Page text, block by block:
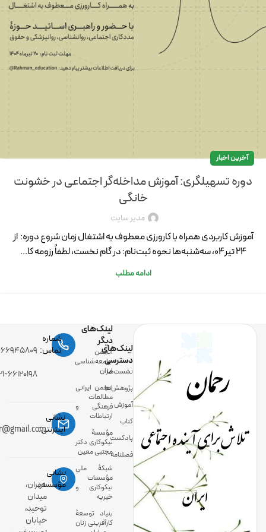
آخرین اخبار
دوره تسهیلگری: آموزش مداخله‌گر اجتماعی در خشونت
خانگی
مدیر سایت
آموزش کاربردی همراه با کارورزی معطوف به اشتغال زمان شروع دوره: از
۲۴ تیر۰۴، سه‌شنبه‌ها نحوه ثبت‌نام: در گام نخست، لطفاً رزومه کا...
ادامه مطلب
رحمان
تلاش برای آینده اجتماعی
ایران
لینک‌های
دسترسی
نشست‌ها
پژوهش‌ها
آموزش
کتاب
پادکست
فصلنامه
لینک‌های
دیگر
انجمن
جامعه‌شناسی
ایران
انجمن ایرانی
مطالعات
فرهنگی و
ارتباطات
مؤسسۀ
نیکوکاری دکتر
مجتبی معین
شبکۀ ملی
مؤسسات
نیکوکاری و
خیریه
بنیاد توسعۀ
کارآفرینی زنان
شماره
تماس: ۰۲۱-
۰۲۱-
نشانی
اینترنتی:
نشانی
مؤسسه:تهران،
میدان
توحید،
خیابان